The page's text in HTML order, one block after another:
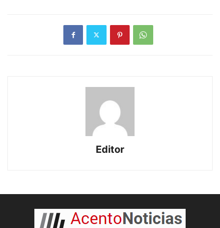
Editor